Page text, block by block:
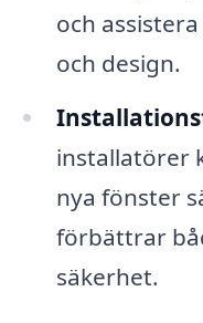
och
och design.
installatörer
nya fönster
förbättrar
säkerhet.